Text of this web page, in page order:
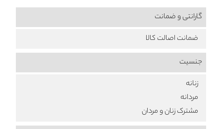
گارانتی و ضمانت
ضمانت اصالت کالا
جنسیت
زنانه
مردانه
مشترک زنان و مردان